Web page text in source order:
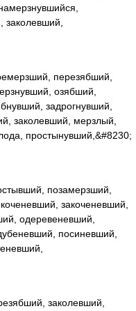
заколевший,
перезябший,
озябший,
задрогнувший,
заколевший, мерзлый,
простынувший,&#8230;
позамерзший,
закоченевший,
одеревеневший,
посиневший,
заколевший,